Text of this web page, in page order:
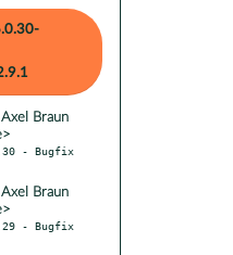
Braun
- Bugfix
Braun
- Bugfix